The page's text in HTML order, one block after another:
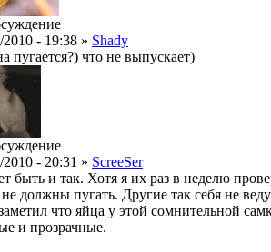
2010 - 19:38 » Shady
пугается?) что не выпускает)
2010 - 20:31 » ScreeSer
быть и так. Хотя я их раз в неделю
должны пугать. Другие так себя не
что яйца у этой сомнительной
и прозрачные.